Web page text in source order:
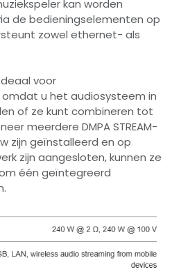
kan worden
de bedieningselementen op
zowel ethernet- als
voor
u het audiosysteem in
of ze kunt combineren tot
meerdere DMPA STREAM-
zijn geïnstalleerd en op
zijn aangesloten, kunnen ze
één geïntegreerd